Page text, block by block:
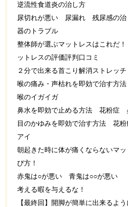
逆流性食道炎の治し方
尿切れが悪い 尿漏れ 残尿感の
器のトラブル
整体師が選ぶマットレスはこれだ
ットレスの評価評判口コミ
２分で出来る首こり解消ストレッチ
喉の痛み・声枯れを即効で治す方
喉のイガイガ
鼻水を即効で止める方法 花粉症
目のかゆみを即効で治す方法 花
アイ
朝起きた時に体が痛くならないマ
び方！
赤鬼は○が悪い 青鬼は○○が悪い
考える暇を与えるな！
【最終回】開脚が簡単に出来るよ